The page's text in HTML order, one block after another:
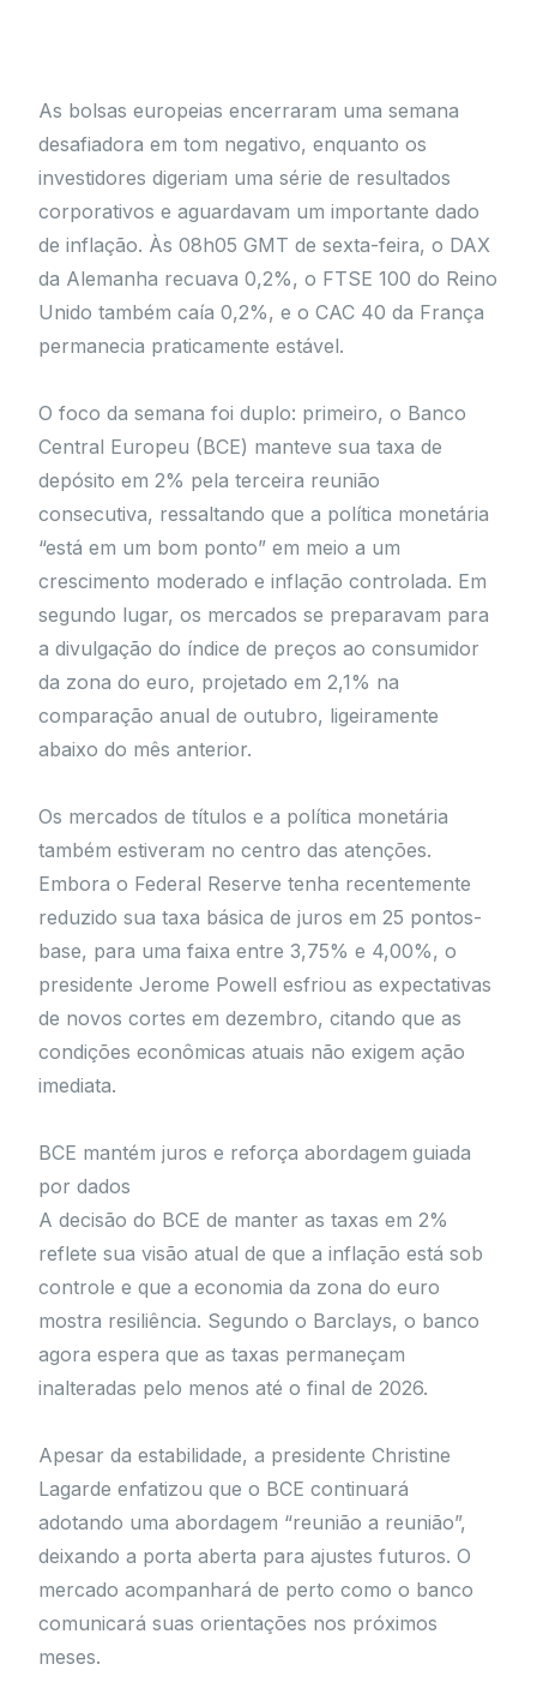
As bolsas europeias encerraram uma semana
desafiadora em tom negativo, enquanto os
investidores digeriam uma série de resultados
corporativos e aguardavam um importante dado
de inflação. Às 08h05 GMT de sexta-feira, o DAX
da Alemanha recuava 0,2%, o FTSE 100 do Reino
Unido também caía 0,2%, e o CAC 40 da França
permanecia praticamente estável.
O foco da semana foi duplo: primeiro, o Banco
Central Europeu (BCE) manteve sua taxa de
depósito em 2% pela terceira reunião
consecutiva, ressaltando que a política monetária
“está em um bom ponto” em meio a um
crescimento moderado e inflação controlada. Em
segundo lugar, os mercados se preparavam para
a divulgação do índice de preços ao consumidor
da zona do euro, projetado em 2,1% na
comparação anual de outubro, ligeiramente
abaixo do mês anterior.
Os mercados de títulos e a política monetária
também estiveram no centro das atenções.
Embora o Federal Reserve tenha recentemente
reduzido sua taxa básica de juros em 25 pontos-
base, para uma faixa entre 3,75% e 4,00%, o
presidente Jerome Powell esfriou as expectativas
de novos cortes em dezembro, citando que as
condições econômicas atuais não exigem ação
imediata.
BCE mantém juros e reforça abordagem guiada
por dados
A decisão do BCE de manter as taxas em 2%
reflete sua visão atual de que a inflação está sob
controle e que a economia da zona do euro
mostra resiliência. Segundo o Barclays, o banco
agora espera que as taxas permaneçam
inalteradas pelo menos até o final de 2026.
Apesar da estabilidade, a presidente Christine
Lagarde enfatizou que o BCE continuará
adotando uma abordagem “reunião a reunião”,
deixando a porta aberta para ajustes futuros. O
mercado acompanhará de perto como o banco
comunicará suas orientações nos próximos
meses.